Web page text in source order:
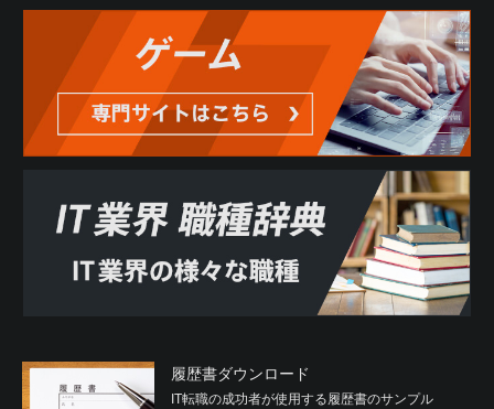
履歴書ダウンロード
IT転職の成功者が使用する履歴書のサンプル